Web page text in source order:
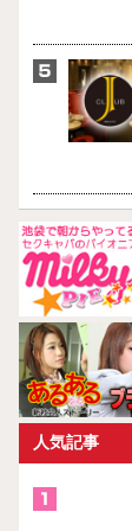
人気記事